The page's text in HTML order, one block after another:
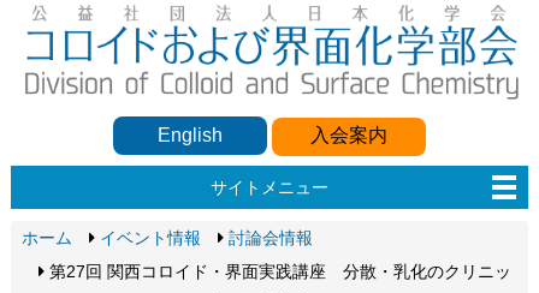
English 入会案内
サイトメニュー
ホーム イベント情報
討論会情報
第27回 関西コロイド・界面実践講座 分散・乳化のクリニッ